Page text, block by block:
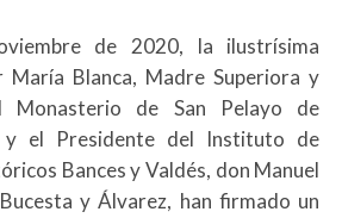
de 2020, la ilustrísima
María Blanca, Madre Superiora y
Monasterio de San Pelayo de
y el Presidente del Instituto de
Bances y Valdés, don Manuel
y Álvarez, han firmado un